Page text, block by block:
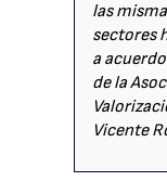
las
sectores
a
de la
Vicente